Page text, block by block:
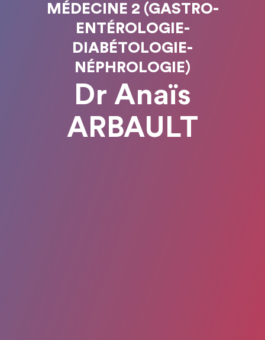
MÉDECINE 2 (GASTRO-
ENTÉROLOGIE-
DIABÉTOLOGIE-
NÉPHROLOGIE)
Dr Anaïs
ARBAULT